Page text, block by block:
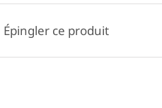
Épingler ce produit